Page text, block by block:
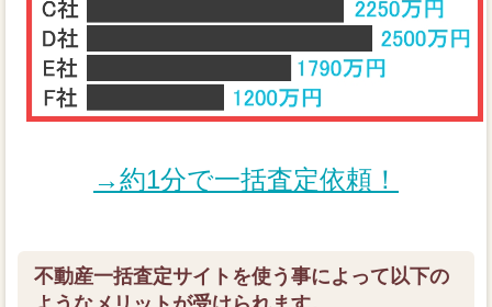
→約1分で一括査定依頼！
不動産一括査定サイトを使う事によって以下の